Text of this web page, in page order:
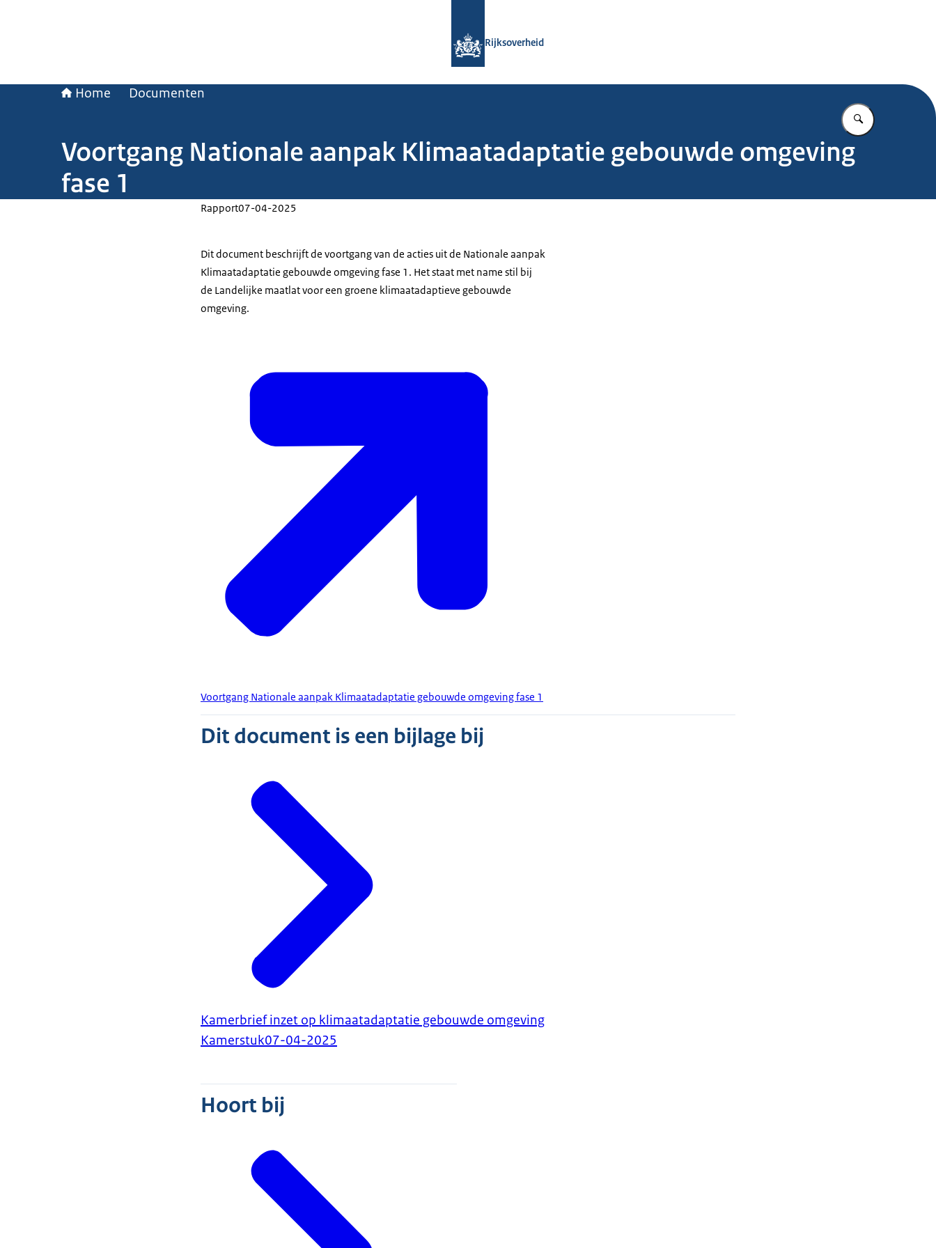
Rijksoverheid
Home Documenten
Vul in wat u
Voortgang Nationale aanpak Klimaatadaptatie gebouwde omgeving
fase 1
Rapport07-04-2025
Dit document beschrijft de voortgang van de acties uit de Nationale aanpak
Klimaatadaptatie gebouwde omgeving fase 1. Het staat met name stil bij
de Landelijke maatlat voor een groene klimaatadaptieve gebouwde
omgeving.
Voortgang Nationale aanpak Klimaatadaptatie gebouwde omgeving fase 1
Dit document is een bijlage bij
Kamerbrief inzet op klimaatadaptatie gebouwde omgeving
Kamerstuk07-04-2025
Hoort bij